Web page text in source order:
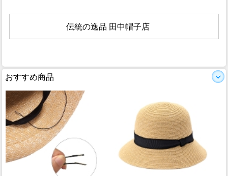
伝統の逸品 田中帽子店
おすすめ商品